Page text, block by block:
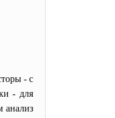
- с
- для
анализ